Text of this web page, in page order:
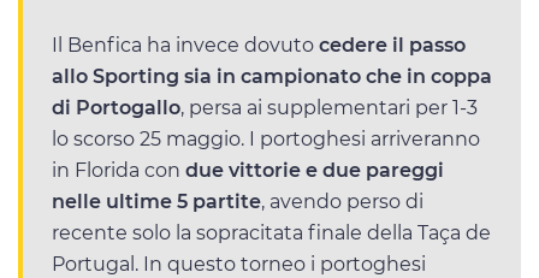
Il Benfica ha invece dovuto cedere il passo
allo Sporting sia in campionato che in coppa
di Portogallo, persa ai supplementari per 1-3
lo scorso 25 maggio. I portoghesi arriveranno
in Florida con due vittorie e due pareggi
nelle ultime 5 partite, avendo perso di
recente solo la sopracitata finale della Taça de
Portugal. In questo torneo i portoghesi